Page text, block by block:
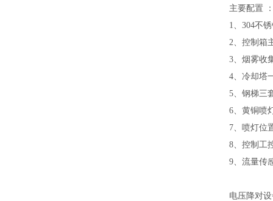
主要配置
1、304不
2、控制箱
3、烟雾收
4、冷却塔
5、钢梯三
6、黄铜喷
7、喷灯位
8、控制工
9、流量传
电压降对